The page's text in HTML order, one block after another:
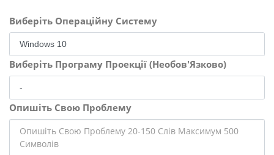
Виберіть Операційну Систему
Виберіть Програму Проекції (Необов'Язково)
Опишіть Свою Проблему